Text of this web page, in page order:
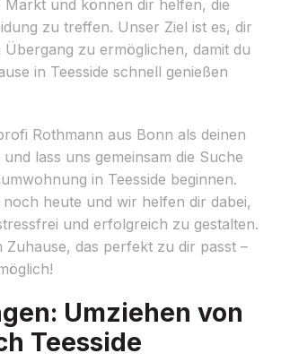
Markt und können dir helfen, die
zu treffen. Unser Ziel ist es, dir
zu ermöglichen, damit du
in Teesside schnell genießen
Rothmann aus Bonn als deinen
lass uns gemeinsam die Suche
in Teesside beginnen.
heute und wir helfen dir dabei,
und erfolgreich zu gestalten.
Zuhause, das perfekt zu dir passt –
Umziehen von
Teesside